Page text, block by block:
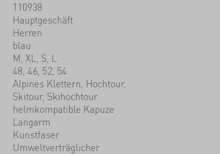
110938
Hauptgeschäft
Herren
blau
M, XL, S, L
48, 46, 52, 54
Alpines Klettern, Hochtour,
Skitour, Skihochtour
helmkompatible Kapuze
Langarm
Kunstfaser
Umweltverträglicher